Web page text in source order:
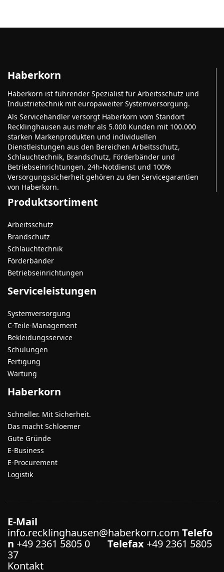
Haberkorn
Haberkorn ist führender Spezialist für Arbeitsschutz und
Industrietechnik mit europaweiter Systemversorgung.
Als Servicehändler versorgt Haberkorn vom Standort
Recklinghausen aus mehr als 5.000 Kunden mit 100.000
starken Markenprodukten und individuellen
Dienstleistungen aus den Bereichen Arbeitsschutz,
Schlauchtechnik, Brandschutz, Förderbänder und
Betriebseinrichtungen. 24h-Notdienst und 100%
Versorgungssicherheit gehören zu den Servicegarantien
von Haberkorn.
Produktsortiment
Arbeitsschutz
Brandschutz
Schlauchtechnik
Förderbänder
Betriebseinrichtungen
Serviceleistungen
Systemversorgung
C-Teile-Management
Bekleidungsservice
Schulungen
Fertigung
Wartung
Haberkorn
Schneller. Mit Sicherheit.
Das macht Schloemer
Gute Gründe
E-Business
E-Procurement
Logistik
E-Mail
info.recklinghausen@haberkorn.com Telefo
n +49 2361 5805 0 Telefax +49 2361 5805
37
Kontakt